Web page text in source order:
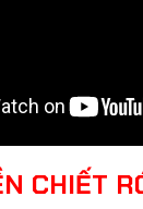
CHIẾT